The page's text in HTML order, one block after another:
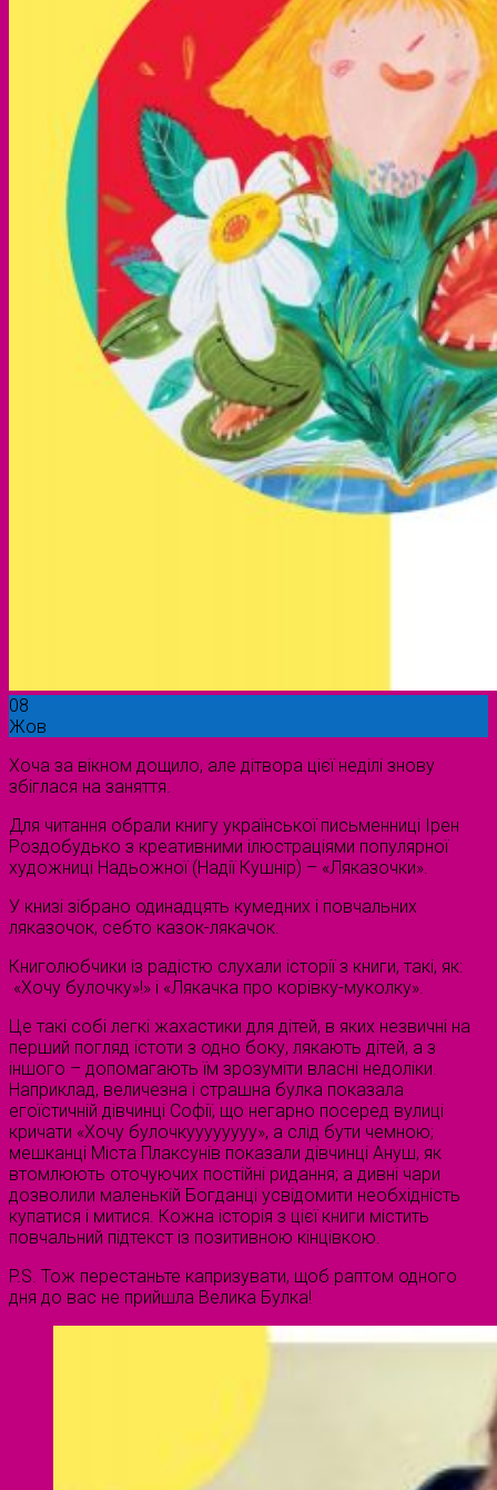
08
Жов
Хоча за вікном дощило, але дітвора цієї неділі знову
збіглася на заняття.
Для читання обрали книгу української письменниці Ірен
Роздобудько з креативними ілюстраціями популярної
художниці Надьожної (Надії Кушнір) – «Ляказочки».
У книзі зібрано одинадцять кумедних і повчальних
ляказочок, себто казок-лякачок.
Книголюбчики із радістю слухали історії з книги, такі, як:
«Хочу булочку»!» і «Лякачка про корівку-муколку».
Це такі собі легкі жахастики для дітей, в яких незвичні на
перший погляд істоти з одно боку, лякають дітей, а з
іншого – допомагають їм зрозуміти власні недоліки.
Наприклад, величезна і страшна булка показала
егоїстичній дівчинці Софії, що негарно посеред вулиці
кричати «Хочу булочкуууууууу», а слід бути чемною;
мешканці Міста Плаксунів показали дівчинці Ануш, як
втомлюють оточуючих постійні ридання; а дивні чари
дозволили маленькій Богданці усвідомити необхідність
купатися і митися. Кожна історія з цієї книги містить
повчальний підтекст із позитивною кінцівкою.
P.S. Тож перестаньте капризувати, щоб раптом одного
дня до вас не прийшла Велика Булка!